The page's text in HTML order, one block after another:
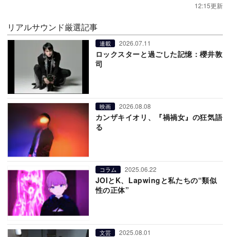
12:15更新
リアルサウンド厳選記事
連載 2026.07.11
ロックスターと過ごした記憶：櫻井敦
司
映画 2026.08.08
カンザキイオリ、『禍禍女』の狂気語
る
コラム 2025.06.22
JOIとK、Lapwingと私たちの“類似
性の正体”
文芸 2025.08.01